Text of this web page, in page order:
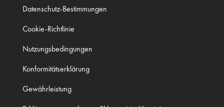
Datenschutz-Bestimmungen
Cookie-Richtlinie
Nutzungsbedingungen
Konformitätserklärung
Gewährleistung